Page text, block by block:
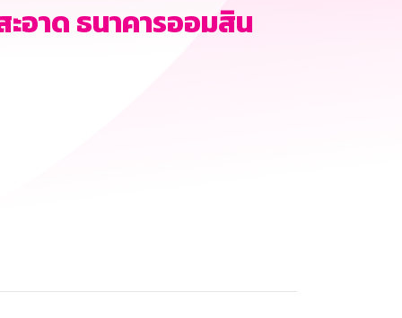
อาด ธนาคารออมสิน